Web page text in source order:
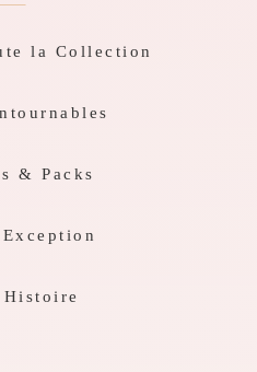
la Collection
& Packs